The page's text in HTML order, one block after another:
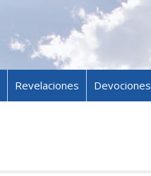
Revelaciones Devociones